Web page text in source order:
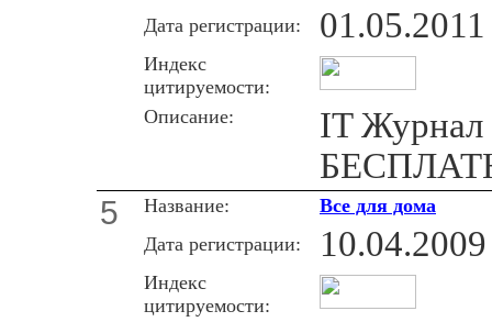
Дата регистрации:
01.05.2011
Индекс
цитируемости:
Описание:
IT Журнал
5 Название:
Все для дома
Дата регистрации:
10.04.2009
Индекс
цитируемости: